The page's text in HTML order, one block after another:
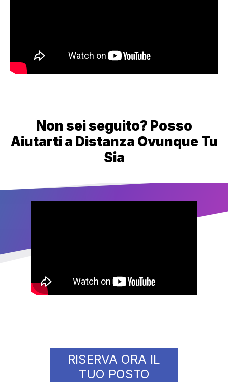
Non sei seguito? Posso
Aiutarti a Distanza Ovunque Tu
Sia
RISERVA ORA IL
TUO POSTO